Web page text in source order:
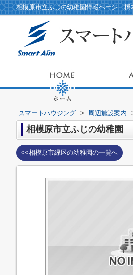
相模原市立ふじの幼稚園情報ページ｜
スマートハウジング > 周辺施設案内
相模原市立ふじの幼稚園
<<相模原市緑区の幼稚園の一覧へ